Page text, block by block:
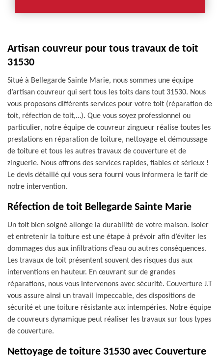
Artisan couvreur pour tous travaux de toit
31530
Situé à Bellegarde Sainte Marie, nous sommes une équipe
d’artisan couvreur qui sert tous les toits dans tout 31530. Nous
vous proposons différents services pour votre toit (réparation de
toit, réfection de toit,…). Que vous soyez professionnel ou
particulier, notre équipe de couvreur zingueur réalise toutes les
prestations en réparation de toiture, nettoyage et démoussage
de toiture et tous les autres travaux de couverture et de
zinguerie. Nous offrons des services rapides, fiables et sérieux !
Le devis détaillé qui vous sera fourni vous informera le tarif de
notre intervention.
Réfection de toit Bellegarde Sainte Marie
Un toit bien soigné allonge la durabilité de votre maison. Isoler
et entretenir la toiture est une étape à prévoir afin d’éviter les
dommages dus aux infiltrations d’eau ou autres conséquences.
Les travaux de toit présentent souvent des risques dus aux
interventions en hauteur. En œuvrant sur de grandes
réparations, nous vous intervenons avec sécurité. Couverture J.T
vous assure ainsi un travail impeccable, des dispositions de
sécurité et une toiture résistante aux intempéries. Notre équipe
de couvreurs dynamique peut réaliser les travaux sur tous types
de couverture.
Nettoyage de toiture 31530 avec Couverture